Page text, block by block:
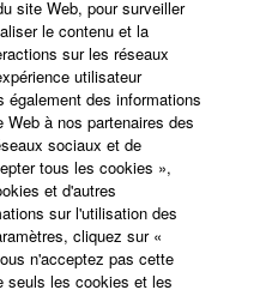
site Web, pour surveiller
le contenu et la
sur les réseaux
utilisateur
également des informations
à nos partenaires des
sociaux et de
tous les cookies »,
et d'autres
sur l'utilisation des
cliquez sur «
n'acceptez pas cette
seuls les cookies et les